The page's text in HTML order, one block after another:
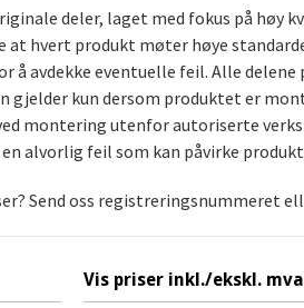
deler, laget med fokus på
hvert produkt møter høye
å avdekke eventuelle feil. Alle
gjelder kun dersom produktet er
montering utenfor autoriserte
alvorlig feil som kan påvirke
Send oss registreringsnummeret
Vis priser inkl./ekskl. mva